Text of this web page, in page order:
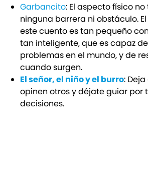
Garbancito: El aspecto físico
ninguna barrera ni obstáculo.
este cuento es tan pequeño
tan inteligente, que es capaz
problemas en el mundo, y de
cuando surgen.
El señor, el niño y el burro:
opinen otros y déjate guiar por
decisiones.